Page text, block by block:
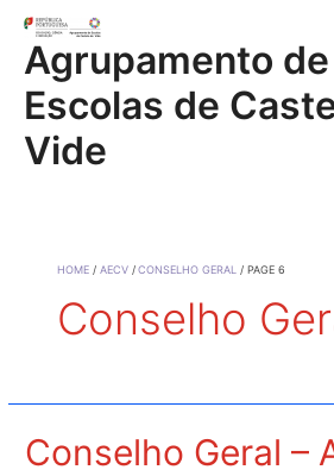
content
Agrupamento de
Escolas de
Vide
HOME AECV CONSELHO GERAL PAGE 6
Conselho
Conselho Geral –